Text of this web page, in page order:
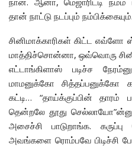
தான் நாட்டு நடப்பும் நம்பிக்கையும்.
சினிமாக்காரிகள் கிட்ட
மாத்திச்சொன்னா, ஒவ்வொரு
எட்டாங்கிளாஸ் படிச்ச
மாமனுக்கோ சித்தப்பனுக்கோ
கட்டி… “தாய்க்குப்பின் தாரம்
தென்றலே தூது
அசைச்சி பாடுறாங்க.
அவங்களை ரொம்பவே பிடிச்சி